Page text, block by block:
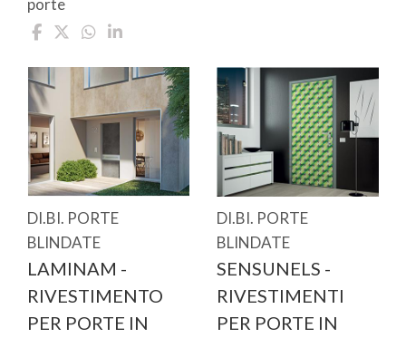
porte
DI.BI. PORTE
BLINDATE
LAMINAM -
RIVESTIMENTO
PER PORTE IN
DI.BI. PORTE
BLINDATE
SENSUNELS -
RIVESTIMENTI
PER PORTE IN